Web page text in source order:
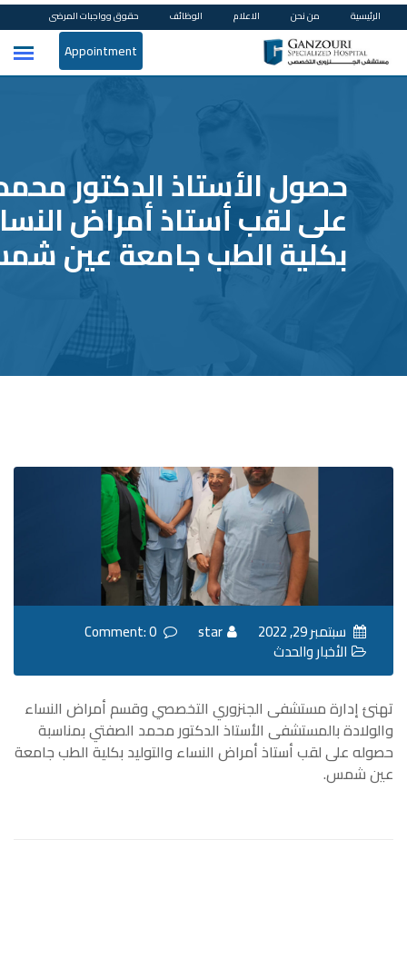
Skip
to
content
الرئيسية من نحن الاعلام الوظائف حقوق وواجبات المرضى
Appointment
حصول الأستاذ الدكتور
على لقب أستاذ أمراض
بكلية الطب جامعة عين
سبتمبر 29, 2022 star
الأخبار والحدث
تهنئ إدارة مستشفى الجنزوري التخصصي وقسم أمراض النساء
والولادة بالمستشفى الأستاذ الدكتور محمد الصفتي بمناسبة
حصوله على لقب أستاذ أمراض النساء والتوليد بكلية الطب جامعة
عين شمس.